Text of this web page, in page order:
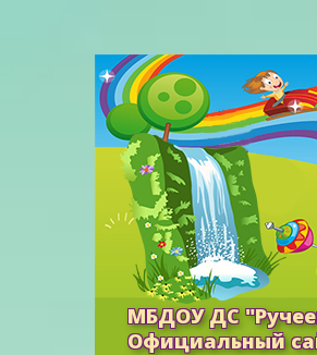
МБДОУ ДС
Официальный